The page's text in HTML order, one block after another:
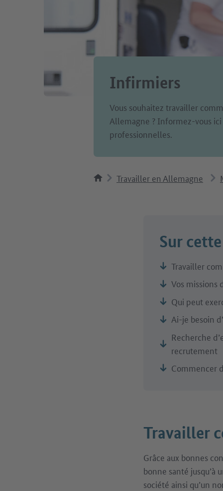
Infirmiers
Vous souhaitez travailler
Allemagne ? Informez-vous
professionnelles.
Travailler en Allemagne
Sur
Travailler
Vos missions
Qui peut
Ai-je besoin
Recherche
recrutement
Commencer
Travailler
Grâce aux bonnes
bonne santé jusqu’à
société ainsi qu’un